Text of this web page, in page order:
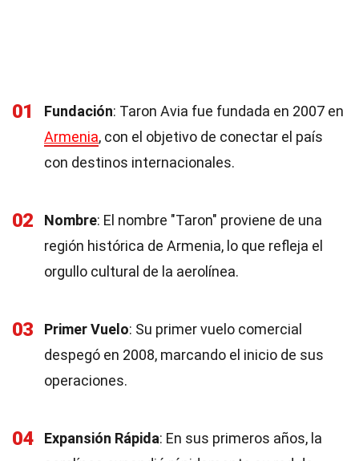
01 Fundación: Taron Avia fue fundada en 2007 en
Armenia, con el objetivo de conectar el país
con destinos internacionales.
02 Nombre: El nombre "Taron" proviene de una
región histórica de Armenia, lo que refleja el
orgullo cultural de la aerolínea.
03 Primer Vuelo: Su primer vuelo comercial
despegó en 2008, marcando el inicio de sus
operaciones.
04 Expansión Rápida: En sus primeros años, la